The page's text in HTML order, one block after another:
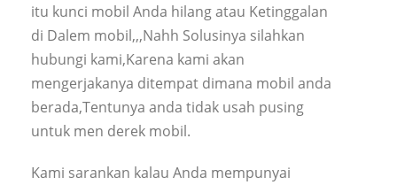
itu kunci mobil Anda hilang atau Ketinggalan
di Dalem mobil,,,Nahh Solusinya silahkan
hubungi kami,Karena kami akan
mengerjakanya ditempat dimana mobil anda
berada,Tentunya anda tidak usah pusing
untuk men derek mobil.
Kami sarankan kalau Anda mempunyai